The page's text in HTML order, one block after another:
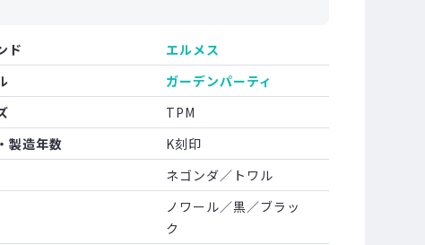
ド
エルメス
ガーデンパーティ
TPM
製造年数
K刻印
ネゴンダ／トワル
ノワール／黒／ブラッ
ク